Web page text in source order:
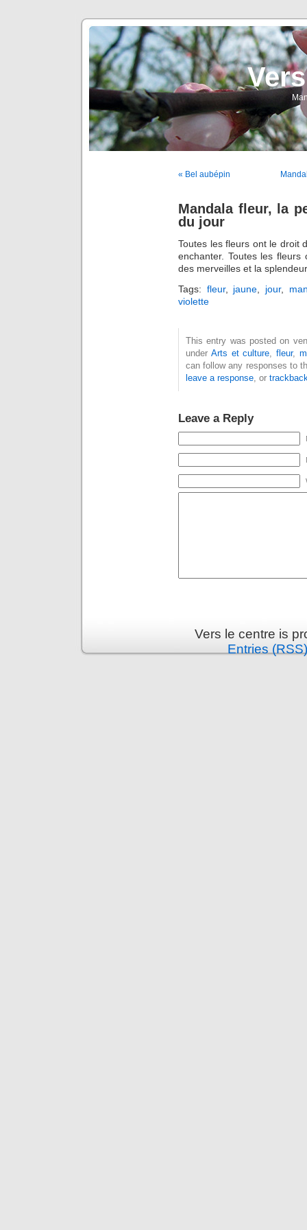
« Bel aubépin
Mandala fleur, la
du jour
Toutes les fleurs ont le droit
enchanter. Toutes les
des merveilles et la
Tags: fleur, jaune jour,
violette
This entry was posted on
under Arts et culture,fleur,
can follow any responses to
leave a response, or
Leave a Reply
Vers le centre is
Entries (RSS)